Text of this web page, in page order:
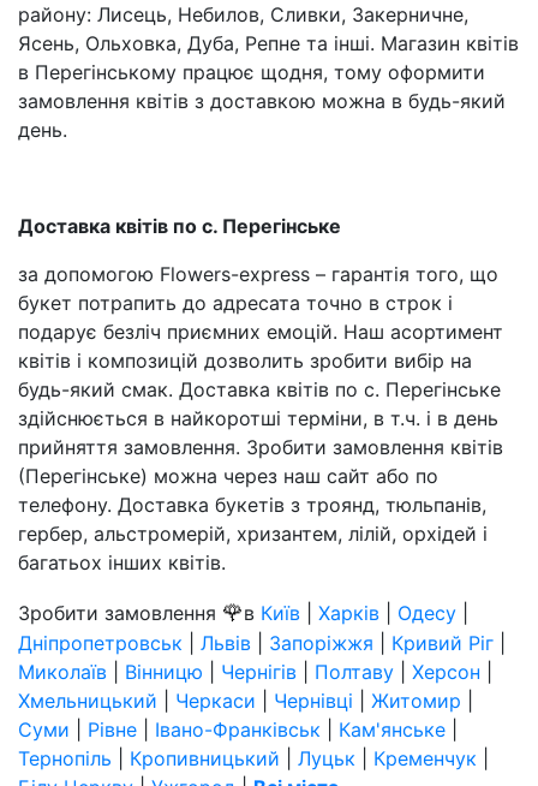
району: Лисець, Небилов, Сливки, Закерничне,
Ясень, Ольховка, Дуба, Репне та інші. Магазин квітів
в Перегінському працює щодня, тому оформити
замовлення квітів з доставкою можна в будь-який
день.
Доставка квітів по с. Перегінське
за допомогою Flowers-express – гарантія того, що
букет потрапить до адресата точно в строк і
подарує безліч приємних емоцій. Наш асортимент
квітів і композицій дозволить зробити вибір на
будь-який смак. Доставка квітів по с. Перегінське
здійснюється в найкоротші терміни, в т.ч. і в день
прийняття замовлення. Зробити замовлення квітів
(Перегінське) можна через наш сайт або по
телефону. Доставка букетів з троянд, тюльпанів,
гербер, альстромерій, хризантем, лілій, орхідей і
багатьох інших квітів.
Зробити замовлення 🌹в Київ Харків Одесу
Дніпропетровськ
Львів Запоріжжя Кривий Ріг
Миколаїв
Вінницю Чернігів Полтаву Херсон
Хмельницький
Черкаси Чернівці Житомир
Суми
Рівне Івано-Франківськ Кам'янське
Тернопіль
Кропивницький Луцьк Кременчук